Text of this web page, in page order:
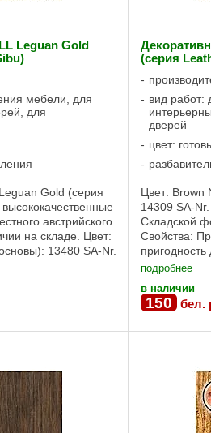
Leguan Gold
мебели, для
для
Gold (серия
австрийского
на складе. Цвет:
13480 SA-Nr.
(серия
вид работ:
дверей
цвет:
Цвет: Brown
14309 SA-
Складской
Свойства:
клеевой
подробнее
в наличии
150 бел.